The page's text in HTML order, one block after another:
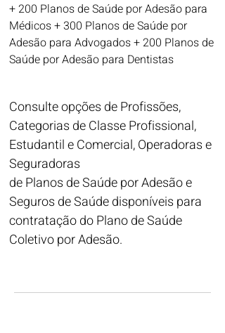
+ 200 Planos de Saúde por Adesão para
Médicos+ 300 Planos de Saúde por
Adesão para Advogados+ 200 Planos de
Saúde por Adesão para Dentistas
Consulte opções de Profissões,
Categorias de Classe Profissional,
Estudantil e Comercial, Operadoras e
Seguradoras
de Planos de Saúde por Adesão e
Seguros de Saúde disponíveis para
contratação do Plano de Saúde
Coletivo por Adesão.